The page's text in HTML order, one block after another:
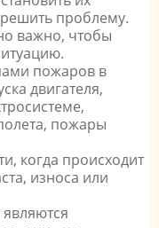
проблему.
важно, чтобы
пожаров в
двигателя,
пожары
когда происходит
износа или
являются